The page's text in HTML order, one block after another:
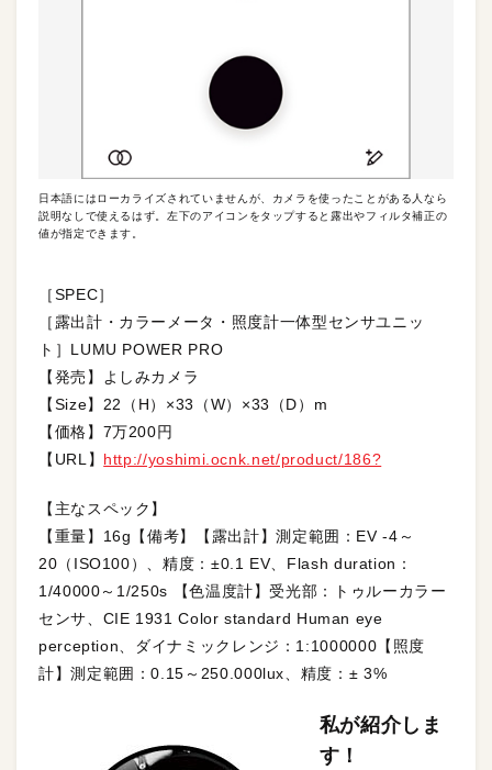
日本語にはローカライズされていませんが、カメラを使ったことがある人なら
説明なしで使えるはず。左下のアイコンをタップすると露出やフィルタ補正の
値が指定できます。
［SPEC］
［露出計・カラーメータ・照度計一体型センサユニッ
ト］LUMU POWER PRO
【発売】よしみカメラ
【Size】22（H）×33（W）×33（D）m
【価格】7万200円
【URL】 http://yoshimi.ocnk.net/product/186?
【主なスペック】
【重量】16g【備考】【露出計】測定範囲：EV -4～
20（ISO100）、精度：±0.1 EV、Flash duration：
1/40000～1/250s 【色温度計】受光部：トゥルーカラー
センサ、CIE 1931 Color standard Human eye
perception、ダイナミックレンジ：1:1000000【照度
計】測定範囲：0.15～250.000lux、精度：± 3%
私が紹介しま
す！